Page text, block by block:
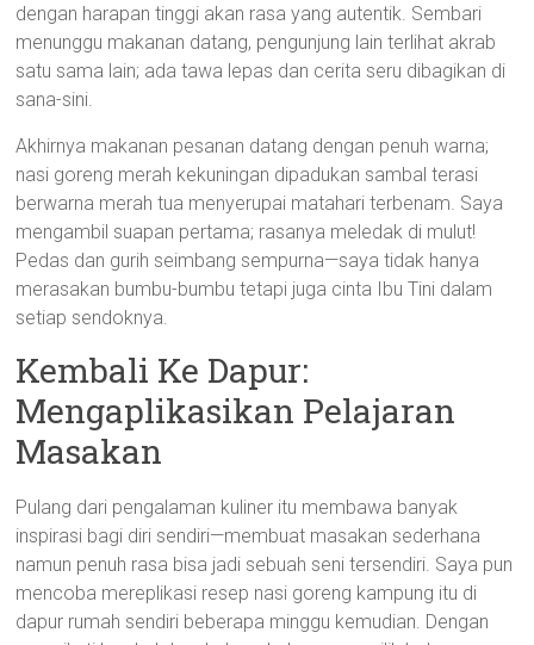
dengan harapan tinggi akan rasa yang autentik. Sembari
menunggu makanan datang, pengunjung lain terlihat akrab
satu sama lain; ada tawa lepas dan cerita seru dibagikan di
sana-sini.
Akhirnya makanan pesanan datang dengan penuh warna;
nasi goreng merah kekuningan dipadukan sambal terasi
berwarna merah tua menyerupai matahari terbenam. Saya
mengambil suapan pertama; rasanya meledak di mulut!
Pedas dan gurih seimbang sempurna—saya tidak hanya
merasakan bumbu-bumbu tetapi juga cinta Ibu Tini dalam
setiap sendoknya.
Kembali Ke Dapur:
Mengaplikasikan Pelajaran
Masakan
Pulang dari pengalaman kuliner itu membawa banyak
inspirasi bagi diri sendiri—membuat masakan sederhana
namun penuh rasa bisa jadi sebuah seni tersendiri. Saya pun
mencoba mereplikasi resep nasi goreng kampung itu di
dapur rumah sendiri beberapa minggu kemudian. Dengan